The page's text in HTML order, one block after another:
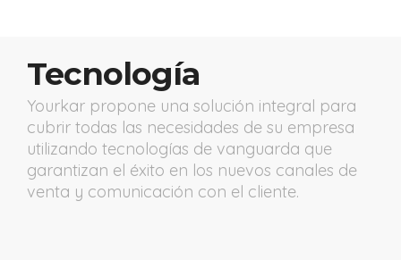
Tecnología
Yourkar propone una solución integral para
cubrir todas las necesidades de su empresa
utilizando tecnologías de vanguarda que
garantizan el éxito en los nuevos canales de
venta y comunicación con el cliente.